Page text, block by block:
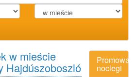
w mieście
Hajdúszoboszló noclegi